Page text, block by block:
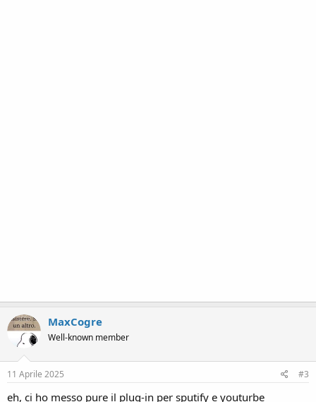
MaxCogre
Well-known member
11 Aprile 2025 #3
eh, ci ho messo pure il plug-in per sputify e youturbe